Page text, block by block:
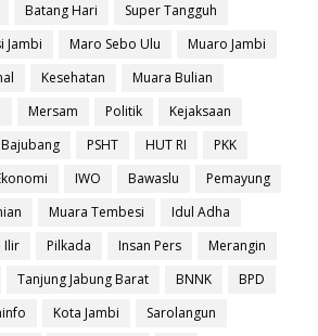
Batang Hari
Super Tangguh
Jambi Maro Sebo Ulu
Muaro Jambi
Kesehatan
Muara Bulian
Mersam Politik
Kejaksaan
Bajubang PSHT HUT RI
PKK
IWO Bawaslu
Pemayung
Muara Tembesi
Idul Adha
Ilir Pilkada Insan Pers
Merangin
Tanjung Jabung Barat BNNK
BPD
Kota Jambi
Sarolangun